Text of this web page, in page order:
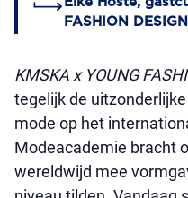
FASHION
KMSKA x YOUNG
tegelijk de
mode op het
Modeacademie bracht
wereldwijd mee